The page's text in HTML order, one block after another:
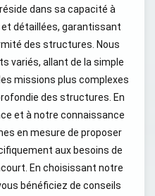
dans sa capacité à
détaillées, garantissant
des structures. Nous
variés, allant de la simple
missions plus complexes
des structures. En
et à notre connaissance
en mesure de proposer
aux besoins de
En choisissant notre
bénéficiez de conseils